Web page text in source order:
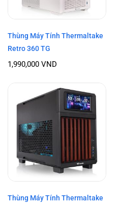
Thùng Máy Tính Thermaltake
Retro 360 TG
1,990,000 VND
Thùng Máy Tính Thermaltake